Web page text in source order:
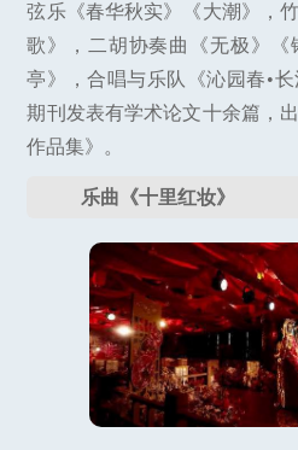
弦乐《春华秋实》《大潮》，
歌》，二胡协奏曲《无极》
亭》，合唱与乐队《沁园春•
期刊发表有学术论文十余篇，
作品集》。
乐曲《十里红妆》